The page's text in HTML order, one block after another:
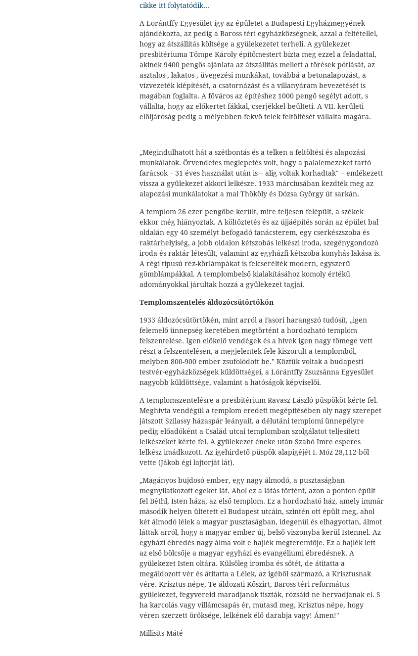
cikke itt folytatódik...
A Lorántffy Egyesület így az épületet a Budapesti Egyházmegyének
ajándékozta, az pedig a Baross téri egyházközségnek, azzal a feltétellel,
hogy az átszállítás költsége a gyülekezetet terheli. A gyülekezet
presbitériuma Tömpe Károly építőmestert bízta meg ezzel a feladattal,
akinek 9400 pengős ajánlata az átszállítás mellett a törések pótlását, az
asztalos-, lakatos-, üvegezési munkákat, továbbá a betonalapozást, a
vízvezeték kiépítését, a csatornázást és a villanyáram bevezetését is
magában foglalta. A főváros az építéshez 1000 pengő segélyt adott, s
vállalta, hogy az előkertet fákkal, cserjékkel beülteti. A VII. kerületi
elöljáróság pedig a mélyebben fekvő telek feltöltését vállalta magára.
„Megindulhatott hát a szétbontás és a telken a feltöltési és alapozási
munkálatok. Örvendetes meglepetés volt, hogy a palalemezeket tartó
farácsok – 31 éves használat után is – alig voltak korhadtak" – emlékezett
vissza a gyülekezet akkori lelkésze. 1933 márciusában kezdték meg az
alapozási munkálatokat a mai Thököly és Dózsa György út sarkán.
A templom 26 ezer pengőbe került, mire teljesen felépült, a székek
ekkor még hiányoztak. A költöztetés és az újjáépítés során az épület bal
oldalán egy 40 személyt befogadó tanácsterem, egy cserkészszoba és
raktárhelyiség, a jobb oldalon kétszobás lelkészi iroda, szegénygondozó
iroda és raktár létesült, valamint az egyházfi kétszoba-konyhás lakása is.
A régi típusú réz-körlámpákat is felcserélték modern, egyszerű
gömblámpákkal. A templombelső kialakításához komoly értékű
adományokkal járultak hozzá a gyülekezet tagjai.
Templomszentelés áldozócsütörtökön
1933 áldozócsütörtökén, mint arról a Fasori harangszó tudósít, „igen
felemelő ünnepség keretében megtörtént a hordozható templom
felszentelése. Igen előkelő vendégek és a hívek igen nagy tömege vett
részt a felszentelésen, a megjelentek fele kiszorult a templomból,
melyben 800-900 ember zsufolódott be." Köztük voltak a budapesti
testvér-egyházközségek küldöttségei, a Lórántffy Zsuzsánna Egyesület
nagyobb küldöttsége, valamint a hatóságok képviselői.
A templomszentelésre a presbitérium Ravasz László püspököt kérte fel.
Meghívta vendégül a templom eredeti megépítésében oly nagy szerepet
játszott Szilassy házaspár leányait, a délutáni templomi ünnepélyre
pedig előadóként a Család utcai templomban szolgálatot teljesített
lelkészeket kérte fel. A gyülekezet éneke után Szabó Imre esperes
lelkész imádkozott. Az igehirdető püspök alapigéjét I. Móz 28,112-ből
vette (Jákob égi lajtorját lát).
„Magányos bujdosó ember, egy nagy álmodó, a pusztaságban
megnyilatkozott egeket lát. Ahol ez a látás történt, azon a ponton épült
fel Béthl, Isten háza, az első templom. Ez a hordozható ház, amely immár
második helyen ültetett el Budapest utcáin, szintén ott épült meg, ahol
két álmodó lélek a magyar pusztaságban, idegenül és elhagyottan, álmot
láttak arról, hogy a magyar ember új, belső viszonyba kerül Istennel. Az
egyházi ébredés nagy álma volt e hajlék megteremtője. Ez a hajlék lett
az első bölcsője a magyar egyházi és evangéliumi ébredésnek. A
gyülekezet Isten oltára. Külsőleg iromba és sötét, de átitatta a
megáldozott vér és átitatta a Lélek, az igéből származó, a Krisztusnak
vére. Krisztus népe, Te áldozati Kőszirt, Baross téri református
gyülekezet, fegyvereid maradjanak tiszták, rózsáid ne hervadjanak el. S
ha karcolás vagy villámcsapás ér, mutasd meg, Krisztus népe, hogy
véren szerzett öröksége, lelkének élő darabja vagy! Ámen!"
Millisits Máté